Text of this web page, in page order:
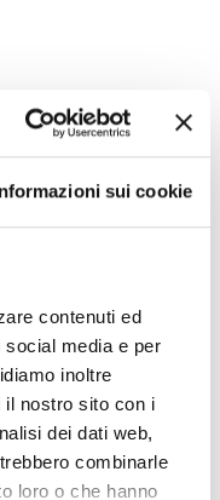
sui cookie
contenuti ed
social media e per
inoltre
il nostro sito con i
dei dati web,
combinarle
loro o che hanno